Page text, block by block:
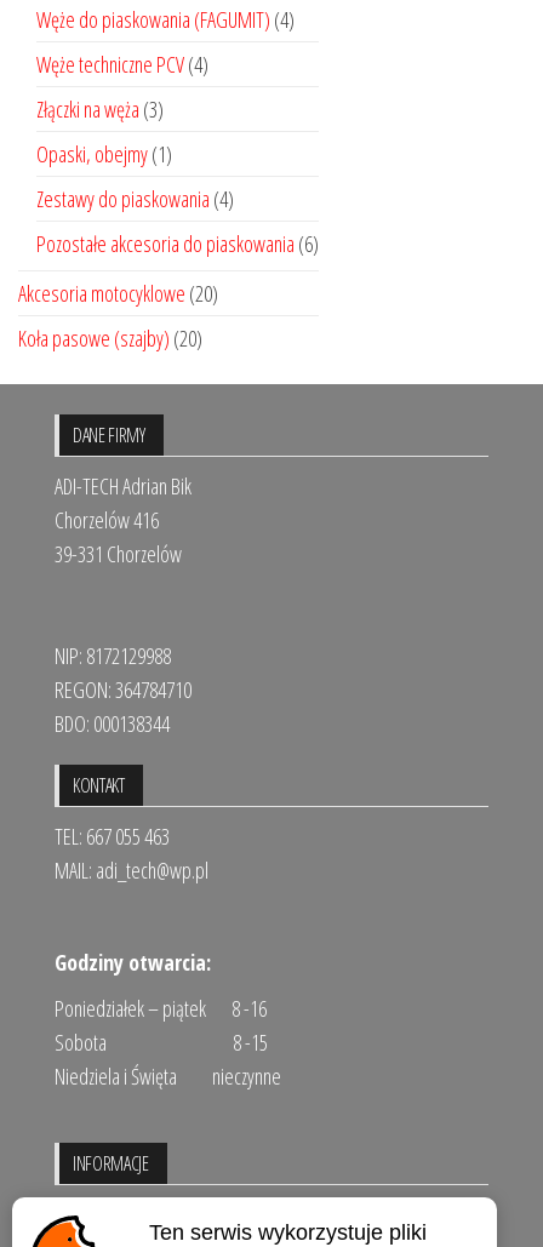
Węże do piaskowania (FAGUMIT) (4)
Węże techniczne PCV(4)
Złączki na węża (3)
Opaski, obejmy(1)
Zestawy do piaskowania (4)
Pozostałe akcesoria do piaskowania (6)
Akcesoria motocyklowe (20)
Koła pasowe (szajby) (20)
DANE FIRMY
ADI-TECH Adrian Bik
Chorzelów 416
39-331 Chorzelów
NIP: 8172129988
REGON: 364784710
BDO: 000138344
KONTAKT
TEL: 667 055 463
MAIL: adi_tech@wp.pl
Godziny otwarcia:
Poniedziałek – piątek 8 -16
Sobota 8 -15
Niedziela i Święta nieczynne
INFORMACJE
Regulamin sklepu
Ten serwis wykorzystuje pliki